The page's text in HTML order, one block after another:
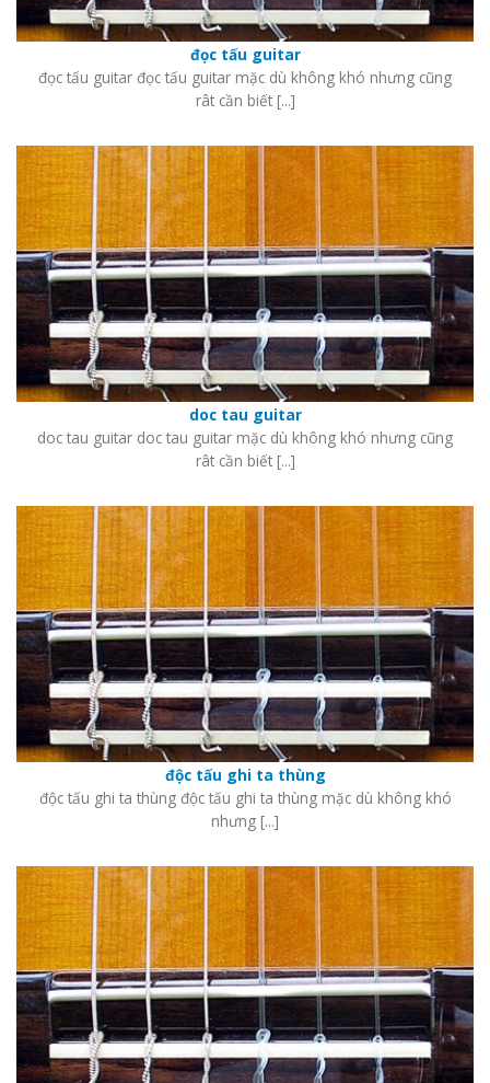
đọc tấu guitar
đọc tấu guitar đọc tấu guitar mặc dù không khó nhưng cũng
rât cần biết [...]
doc tau guitar
doc tau guitar doc tau guitar mặc dù không khó nhưng cũng
rât cần biết [...]
độc tấu ghi ta thùng
độc tấu ghi ta thùng độc tấu ghi ta thùng mặc dù không khó
nhưng [...]